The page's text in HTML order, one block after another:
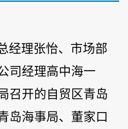
经理张怡、市场部
司经理高中海一
召开的自贸区青岛
岛海事局、董家口